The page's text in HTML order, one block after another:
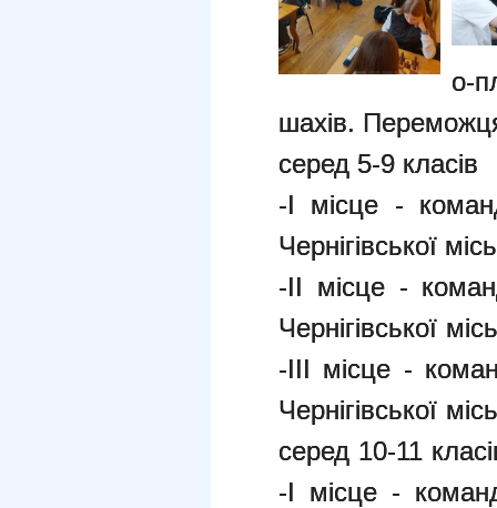
о-
шахів.
серед 5-9 класів
-І місце -
Чернігівської
-ІІ місце -
Чернігівської
-ІІІ місце -
Чернігівської
серед 10-11
-І місце -